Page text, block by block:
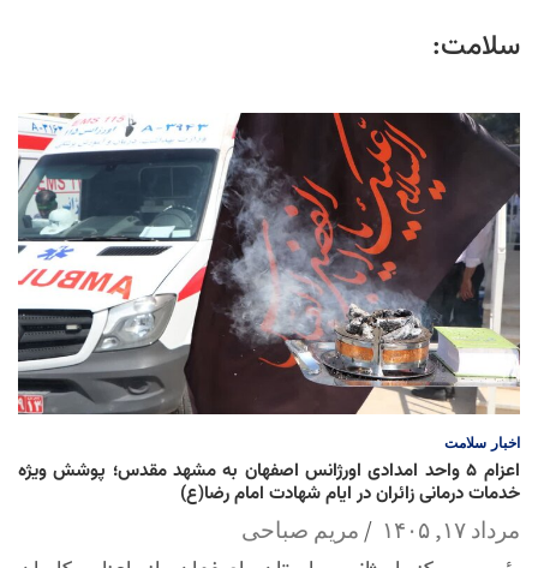
سلامت:
اخبار سلامت
اعزام ۵ واحد امدادی اورژانس اصفهان به مشهد مقدس؛ پوشش ویژه
خدمات درمانی زائران در ایام شهادت امام رضا(ع)
مرداد ۱۷, ۱۴۰۵ مریم صباحی